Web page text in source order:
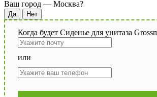
Ваш город — Москва?
Когда будет Сиденье для унитаза
или